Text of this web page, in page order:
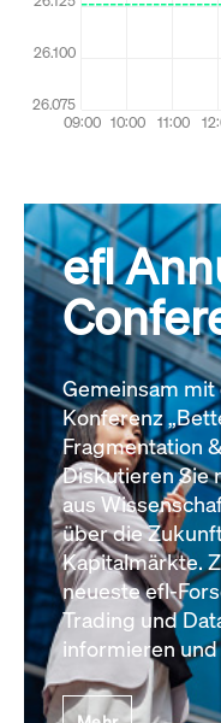
efl
Gemeinsam
Konferenz
Fragmentation
Diskutieren Sie
aus
über die
Kapitalmärkte.
neueste efl-
Trading und
informieren